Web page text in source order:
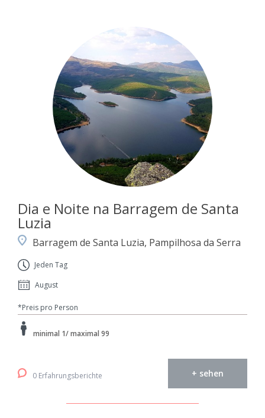
Dia e Noite na Barragem de Santa
Luzia
Barragem de Santa Luzia, Pampilhosa da Serra
Jeden Tag
August
*Preis pro Person
minimal 1/ maximal 99
0 Erfahrungsberichte + sehen